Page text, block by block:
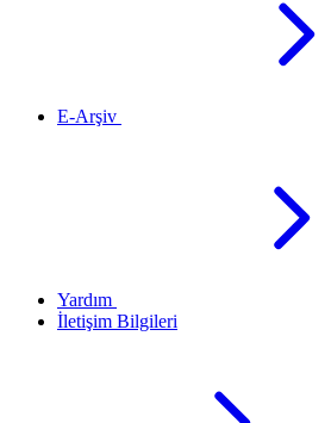
E-Arşiv
Yardım
İletişim Bilgileri